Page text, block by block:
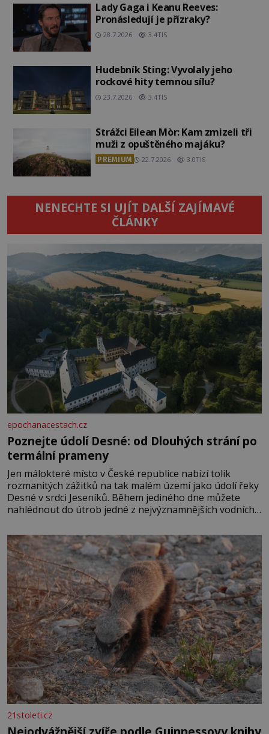
Lady Gaga i Keanu Reeves:
Pronásledují je přízraky?
28.7.2026 3.4TIS
Hudebník Sting: Vyvolaly jeho
rockové hity temnou sílu?
23.7.2026 3.4TIS
Strážci Eilean Mòr: Kam zmizeli tři
muži z opuštěného majáku?
PREMIUM 22.7.2026 3.0TIS
NENECHTE SI UJÍT DALŠÍ ZAJÍMAVÉ
ČLÁNKY
epochanacestach.cz
Poznejte údolí Desné: od Dlouhých strání po
termální prameny
Jen málokteré místo v České republice nabízí tolik
rozmanitých zážitků na tak malém území jako údolí řeky
Desné v srdci Jeseníků. Během jediného dne můžete
nahlédnout do útrob jedné z nejvýznamnějších vodních
se na koloběžce a den zakončit poznáváním památek ve
Velkých Losinách nebo v termálním
21stoleti.cz